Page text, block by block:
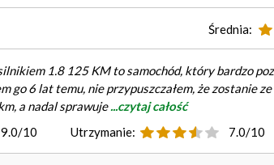
Średnia:
1.8 125 KM to samochód, który bardzo
go 6 lat temu, nie przypuszczałem, że zostanie
a nadal sprawuje...czytaj całość
9.0/10 Utrzymanie: 7.0/10